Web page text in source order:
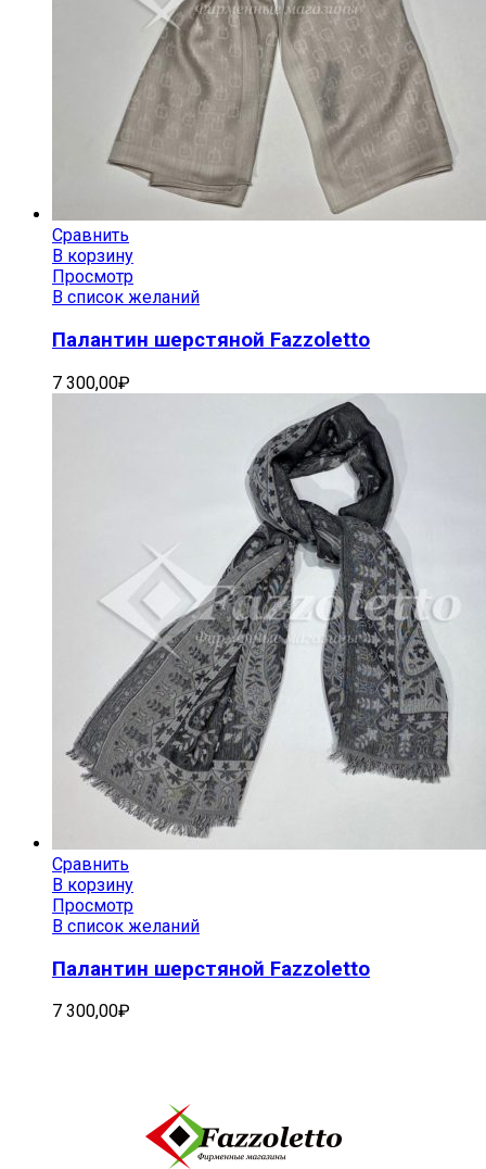
Сравнить
В корзину
Просмотр
В список желаний
Палантин шерстяной Fazzoletto
7 300,00₽
Сравнить
В корзину
Просмотр
В список желаний
Палантин шерстяной Fazzoletto
7 300,00₽